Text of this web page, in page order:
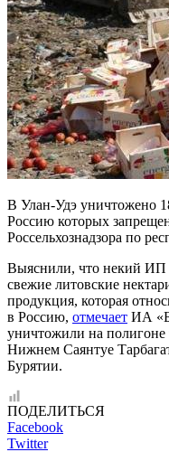
В Улан-Удэ уничтожено
Россию которых
Россельхознадзора по
Выяснили, что некий ИП
свежие литовские
продукция, которая
в Россию, отмечает ИА
уничтожили на
Нижнем Саянтуе
Бурятии.
ПОДЕЛИТЬСЯ
Facebook
Twitter